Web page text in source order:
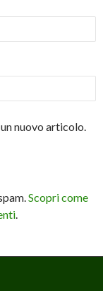
nuovo articolo.
Scopri come
.